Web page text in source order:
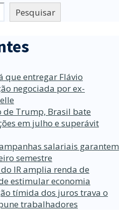
Pesquisar
que entregar Flávio
negociada por ex-
de Trump, Brasil bate
em julho e superávit
salariais garantem
semestre
IR amplia renda de
estimular economia
tímida dos juros trava o
trabalhadores